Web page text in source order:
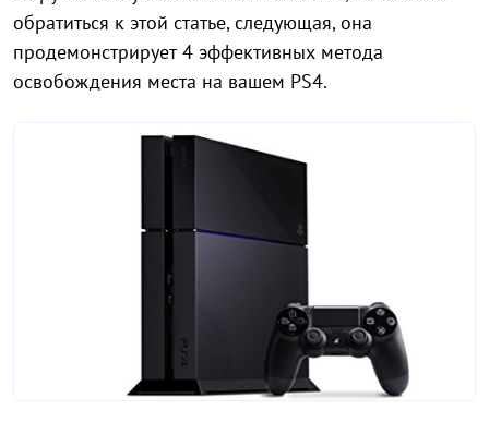
обратиться к этой статье, следующая, она
продемонстрирует 4 эффективных метода
освобождения места на вашем PS4.